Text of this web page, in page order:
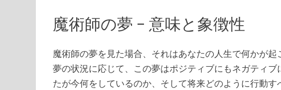
魔術師の夢 – 意味と象徴性
魔術師の夢を見た場合、それはあなたの人生で何かが起
夢の状況に応じて、この夢はポジティブにもネガティ
たが今何をしているのか、そして将来どのように行動